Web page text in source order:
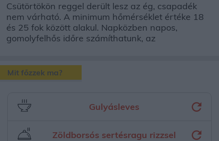
Csütörtökön reggel derült lesz az ég, csapadék
nem várható. A minimum hőmérséklet értéke 18
és 25 fok között alakul. Napközben napos,
gomolyfelhős időre számíthatunk, az
Mit főzzek ma?
Gulyásleves
Zöldborsós sertésragu rizzsel